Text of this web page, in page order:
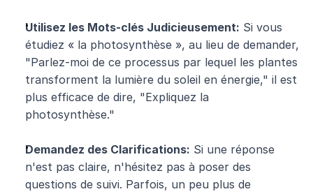
Utilisez les Mots-clés Judicieusement: Si vous
étudiez « la photosynthèse », au lieu de demander,
"Parlez-moi de ce processus par lequel les plantes
transforment la lumière du soleil en énergie," il est
plus efficace de dire, "Expliquez la
photosynthèse."
Demandez des Clarifications: Si une réponse
n'est pas claire, n'hésitez pas à poser des
questions de suivi. Parfois, un peu plus de